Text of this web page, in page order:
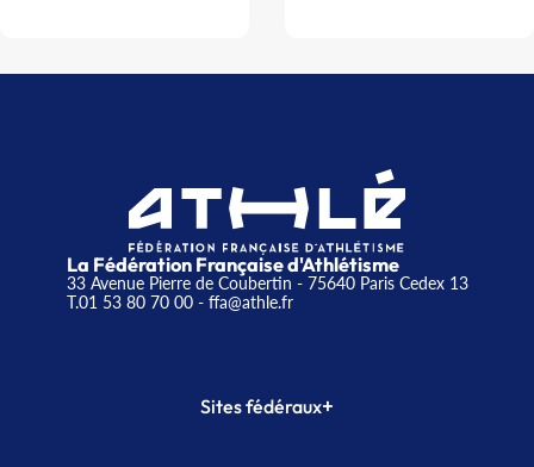
La Fédération Française d'Athlétisme
33 Avenue Pierre de Coubertin - 75640 Paris Cedex 13
T.01 53 80 70 00- ffa@athle.fr
Sites fédéraux+